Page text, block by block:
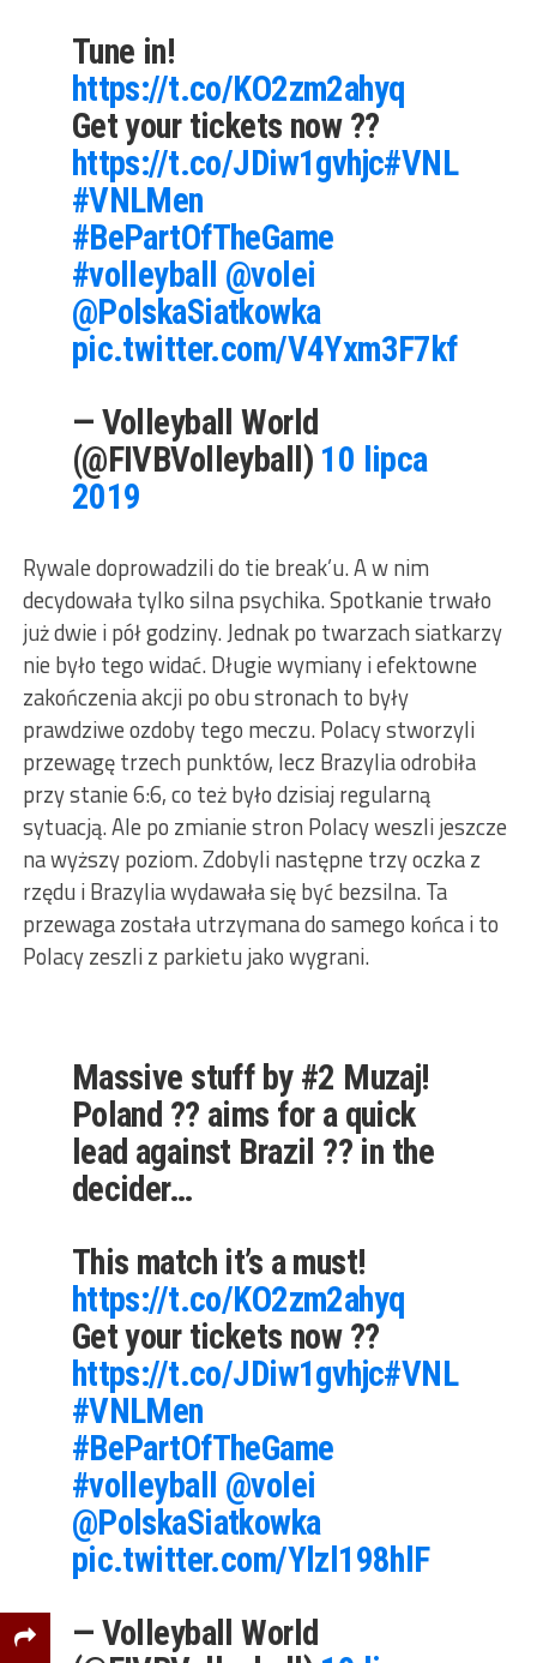
Tune in!
https://t.co/KO2zm2ahyq
Get your tickets now ??
https://t.co/JDiw1gvhjc#VNL
#VNLMen
#BePartOfTheGame
#volleyball @volei
@PolskaSiatkowka
pic.twitter.com/V4Yxm3F7kf
— Volleyball World
(@FIVBVolleyball) 10 lipca
2019
Rywale doprowadzili do tie break’u. A w nim
decydowała tylko silna psychika. Spotkanie trwało
już dwie i pół godziny. Jednak po twarzach siatkarzy
nie było tego widać. Długie wymiany i efektowne
zakończenia akcji po obu stronach to były
prawdziwe ozdoby tego meczu. Polacy stworzyli
przewagę trzech punktów, lecz Brazylia odrobiła
przy stanie 6:6, co też było dzisiaj regularną
sytuacją. Ale po zmianie stron Polacy weszli jeszcze
na wyższy poziom. Zdobyli następne trzy oczka z
rzędu i Brazylia wydawała się być bezsilna. Ta
przewaga została utrzymana do samego końca i to
Polacy zeszli z parkietu jako wygrani.
Massive stuff by #2 Muzaj!
Poland ?? aims for a quick
lead against Brazil ?? in the
decider…
This match it’s a must!
https://t.co/KO2zm2ahyq
Get your tickets now ??
https://t.co/JDiw1gvhjc#VNL
#VNLMen
#BePartOfTheGame
#volleyball @volei
@PolskaSiatkowka
pic.twitter.com/Ylzl198hlF
— Volleyball World